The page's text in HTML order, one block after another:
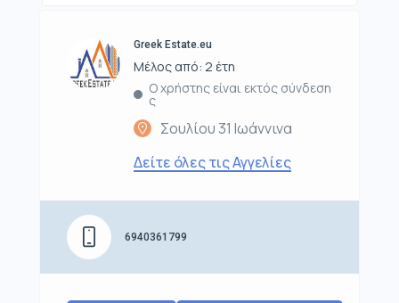
Greek Estate.eu
Μέλος από: 2 έτη
Ο χρήστης είναι εκτός σύνδεση
ς
Σουλίου 31 Ιωάννινα
Δείτε όλες τις Αγγελίες
6940361799